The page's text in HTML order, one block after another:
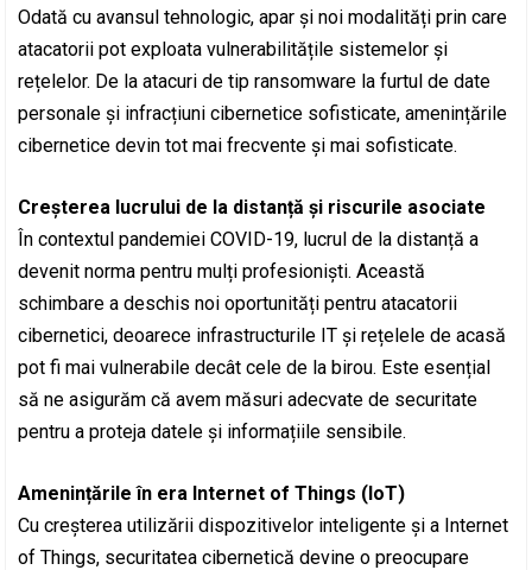
Odată cu avansul tehnologic, apar și noi modalități prin care
atacatorii pot exploata vulnerabilitățile sistemelor și
rețelelor. De la atacuri de tip ransomware la furtul de date
personale și infracțiuni cibernetice sofisticate, amenințările
cibernetice devin tot mai frecvente și mai sofisticate.
Creșterea lucrului de la distanță și riscurile asociate
În contextul pandemiei COVID-19, lucrul de la distanță a
devenit norma pentru mulți profesioniști. Această
schimbare a deschis noi oportunități pentru atacatorii
cibernetici, deoarece infrastructurile IT și rețelele de acasă
pot fi mai vulnerabile decât cele de la birou. Este esențial
să ne asigurăm că avem măsuri adecvate de securitate
pentru a proteja datele și informațiile sensibile.
Amenințările în era Internet of Things (IoT)
Cu creșterea utilizării dispozitivelor inteligente și a Internet
of Things, securitatea cibernetică devine o preocupare